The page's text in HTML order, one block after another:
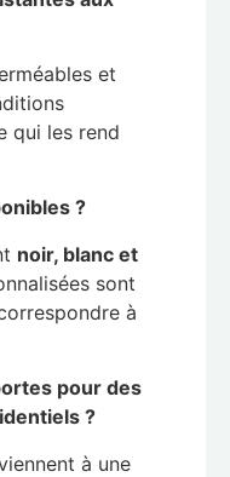
et
qui les rend
?
noir, blanc et
sont
à
pour des
?
à une